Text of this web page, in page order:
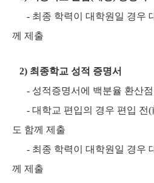
- 최종 학력이 대학원일 경우
께 제출
2) 최종학교 성적 증명서
- 성적증명서에 백분율 환산점
- 대학교 편입의 경우 편입 전(
도 함께 제출
- 최종 학력이 대학원일 경우
께 제출